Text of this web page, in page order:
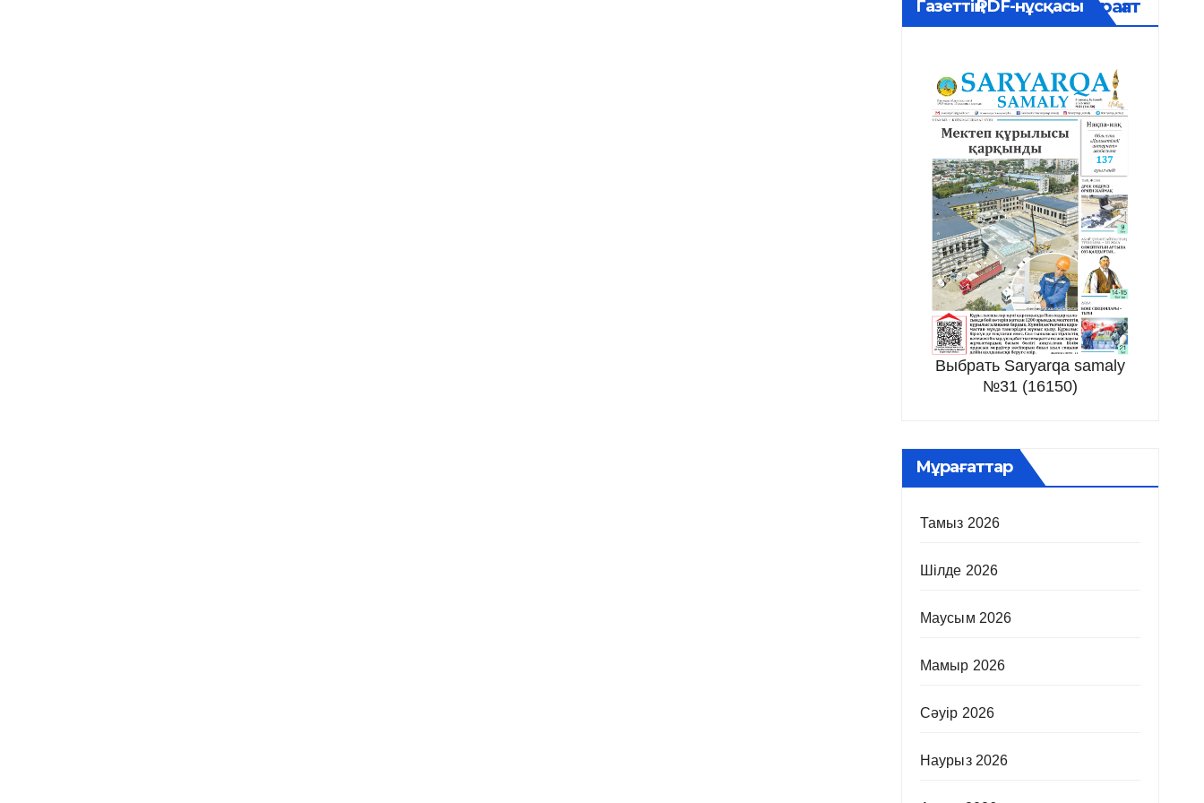
Газеттің PDF-нұсқасыМұрағат
Выбрать Saryarqa samaly
№31 (16150)
Мұрағаттар
Тамыз 2026
Шілде 2026
Маусым 2026
Мамыр 2026
Сәуір 2026
Наурыз 2026